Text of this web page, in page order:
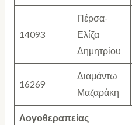
14093
Πέρσα-
Ελίζα
Δημητρίου
16269
Διαμάντω
Μαζαράκη
Λογοθεραπείας